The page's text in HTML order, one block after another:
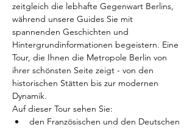
zeitgleich die lebhafte Gegenwart Berlins,
während unsere Guides Sie mit
spannenden Geschichten und
Hintergrundinformationen begeistern. Eine
Tour, die Ihnen die Metropole Berlin von
ihrer schönsten Seite zeigt - von den
historischen Stätten bis zur modernen
Dynamik.
Auf dieser Tour sehen Sie:
den Französischen und den Deutschen